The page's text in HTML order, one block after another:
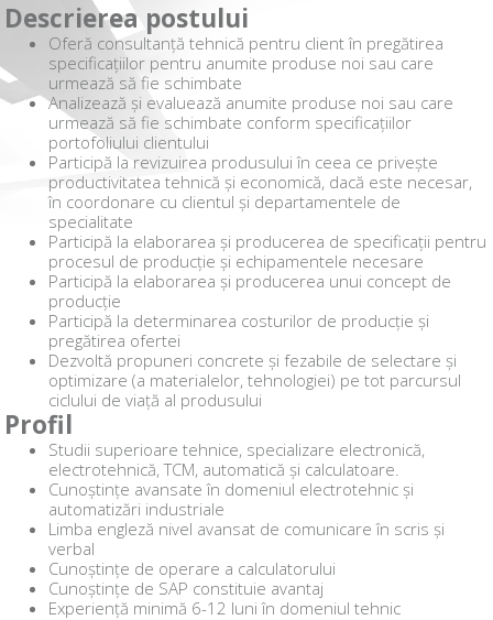
Descrierea postului
Oferă consultanță tehnică pentru client în pregătirea
specificațiilor pentru anumite produse noi sau care
urmează să fie schimbate
Analizează și evaluează anumite produse noi sau care
urmează să fie schimbate conform specificațiilor
portofoliului clientului
Participă la revizuirea produsului în ceea ce privește
productivitatea tehnică și economică, dacă este necesar,
în coordonare cu clientul și departamentele de
specialitate
Participă la elaborarea și producerea de specificații pentru
procesul de producție și echipamentele necesare
Participă la elaborarea și producerea unui concept de
producție
Participă la determinarea costurilor de producție și
pregătirea ofertei
Dezvoltă propuneri concrete și fezabile de selectare și
optimizare (a materialelor, tehnologiei) pe tot parcursul
ciclului de viață al produsului
Profil
Studii superioare tehnice, specializare electronică,
electrotehnică, TCM, automatică și calculatoare.
Cunoștințe avansate în domeniul electrotehnic și
automatizări industriale
Limba engleză nivel avansat de comunicare în scris și
verbal
Cunoștințe de operare a calculatorului
Cunoștințe de SAP constituie avantaj
Experiență minimă 6-12 luni în domeniul tehnic